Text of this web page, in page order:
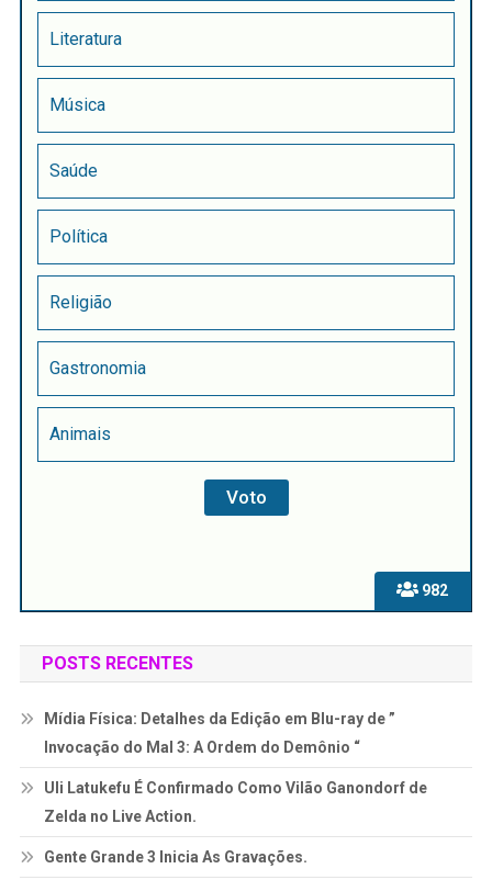
982
Literatura
Música
Saúde
Política
Religião
Gastronomia
Animais
POSTS RECENTES
Mídia Física: Detalhes da Edição em Blu-ray de ”
Invocação do Mal 3: A Ordem do Demônio “
Uli Latukefu É Confirmado Como Vilão Ganondorf de
Zelda no Live Action.
Gente Grande 3 Inicia As Gravações.